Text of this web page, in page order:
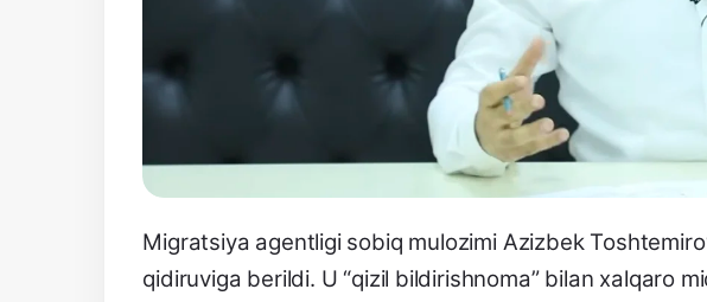
Migratsiya agentligi sobiq mulozimi Azizbek
qidiruviga berildi. U “qizil bildirishnoma” bilan xalqaro